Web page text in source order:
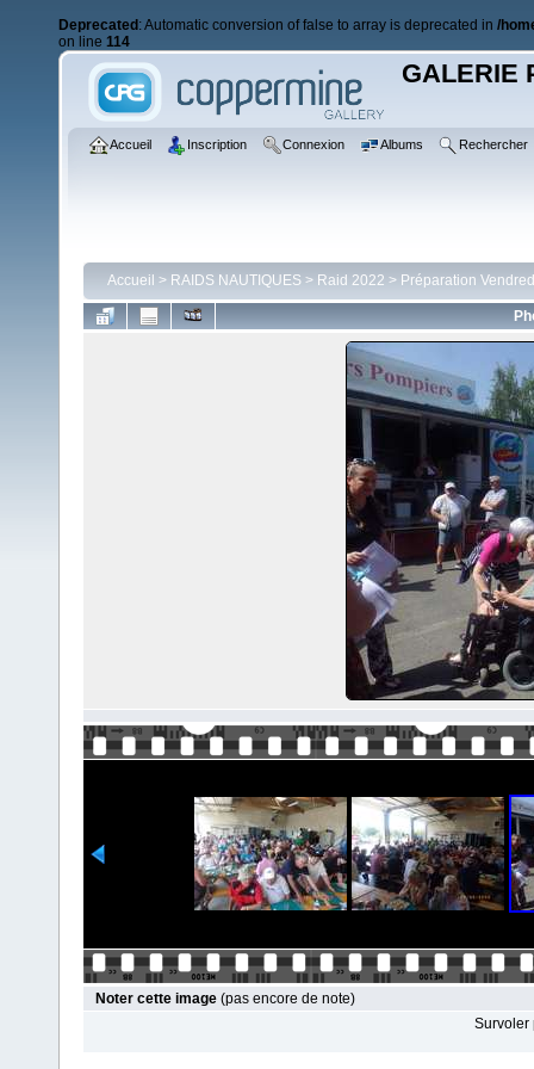
Deprecated : Automatic conversion of false to array is deprecated in /
on line 114
GALERIE
Accueil Inscription Connexion Albums Rechercher
Accueil > RAIDS NAUTIQUES > Raid 2022 > Préparation
Noter cette image (pas encore de note)
Survoler